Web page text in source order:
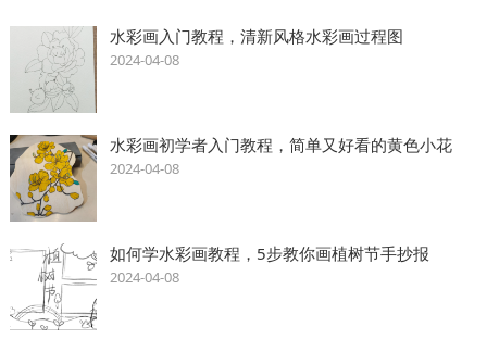
水彩画入门教程，清新风格水彩画过程图
2024-04-08
水彩画初学者入门教程，简单又好看的黄色小花
2024-04-08
如何学水彩画教程，5步教你画植树节手抄报
2024-04-08